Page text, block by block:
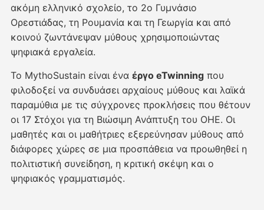
ακόμη ελληνικό σχολείο, το 2ο Γυμνάσιο
Ορεστιάδας, τη Ρουμανία και τη Γεωργία και από
κοινού ζωντάνεψαν μύθους χρησιμοποιώντας
ψηφιακά εργαλεία.
Το MythoSustain είναι ένα έργο eTwinningπου
φιλοδοξεί να συνδυάσει αρχαίους μύθους και λαϊκά
παραμύθια με τις σύγχρονες προκλήσεις που θέτουν
οι 17 Στόχοι για τη Βιώσιμη Ανάπτυξη του ΟΗΕ. Οι
μαθητές και οι μαθήτριες εξερεύνησαν μύθους από
διάφορες χώρες σε μια προσπάθεια να προωθηθεί η
πολιτιστική συνείδηση, η κριτική σκέψη και ο
ψηφιακός γραμματισμός.